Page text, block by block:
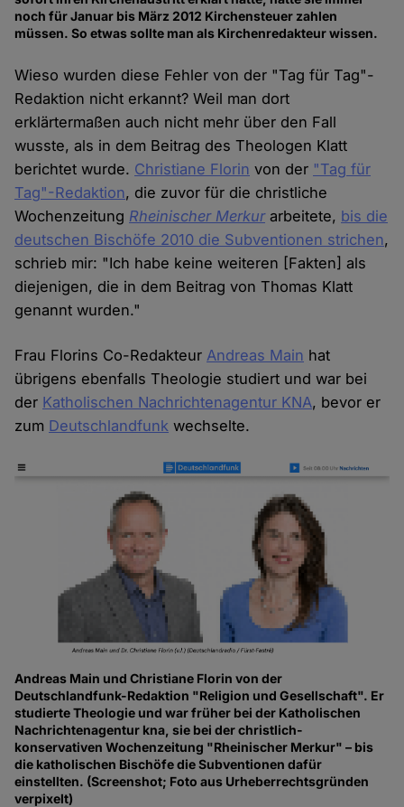
noch für Januar bis März 2012 Kirchensteuer zahlen
müssen. So etwas sollte man als Kirchenredakteur wissen.
Wieso wurden diese Fehler von der "Tag für Tag"-
Redaktion nicht erkannt? Weil man dort
erklärtermaßen auch nicht mehr über den Fall
wusste, als in dem Beitrag des Theologen Klatt
berichtet wurde. Christiane Florin von der "Tag für
Tag"-Redaktion, die zuvor für die christliche
Wochenzeitung Rheinischer Merkurarbeitete, bis die
deutschen Bischöfe 2010 die Subventionen strichen,
schrieb mir: "Ich habe keine weiteren [Fakten] als
diejenigen, die in dem Beitrag von Thomas Klatt
genannt wurden."
Frau Florins Co-RedakteurAndreas Main hat
übrigens ebenfalls Theologie studiert und war bei
der Katholischen Nachrichtenagentur KNA, bevor er
zum Deutschlandfunk wechselte.
Andreas Main und Christiane Florin von der
Deutschlandfunk-Redaktion "Religion und Gesellschaft". Er
studierte Theologie und war früher bei der Katholischen
Nachrichtenagentur kna, sie bei der christlich-
konservativen Wochenzeitung "Rheinischer Merkur" – bis
die katholischen Bischöfe die Subventionen dafür
einstellten. (Screenshot; Foto aus Urheberrechtsgründen
verpixelt)